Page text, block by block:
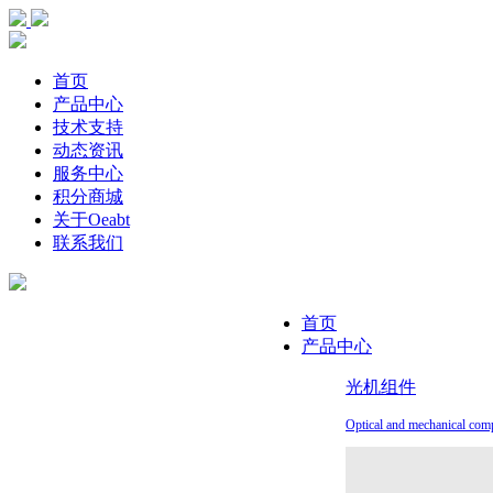
首页
产品中心
技术支持
动态资讯
服务中心
积分商城
关于Oeabt
联系我们
首页
产品中心
光机组件
Optical and mechanical